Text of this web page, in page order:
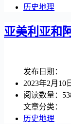
历史地理
亚美利亚和
发布日期：
2023年2月10
阅读数量：
文章分类：
历史地理